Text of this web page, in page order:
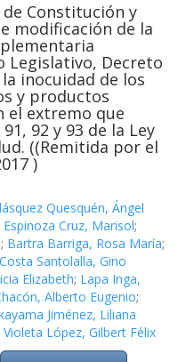
Constitución y
modificación de la
Legislativo, Decreto
inocuidad de los
y productos
el extremo que
92 y 93 de la Ley
((Remitida por el
)
Quesquén, Ángel
Espinoza Cruz, Marisol;
; Bartra Barriga, Rosa María;
Costa Santolalla, Gino
Elizabeth; Lapa Inga,
Alberto Eugenio;
Jiménez, Liliana
Violeta López, Gilbert Félix